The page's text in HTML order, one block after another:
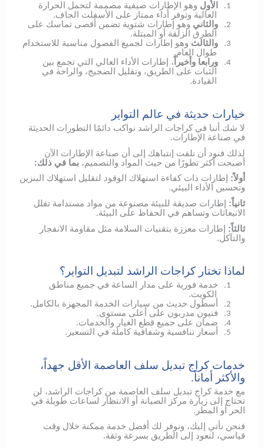
1. الأول وهو الإطارات صيفية مصممة لتحمل الحرارة
العالية وتوفر أداء ممتاز على الأسفلت الجاف.
2. والثاني وهو إطارات شتوية تضمن أقصى تماسك على
الطرق الزلقة أو المبتلة.
3. والثالث وهو إطارات لجميع الفصول مناسبة للاستخدام
طوال العام.
4. ورابعا وأخيراً ، إطارات الأداء العالي التي تجمع بين
الثبات على الطريق، وتقليل الضجيج، والراحة في
القيادة.
خيارات حديثة في عالم التواير
لا شك أننا في كراجات الراشد نواكب دائمًا التطورات الحديثة
في صناعة الإطارات.
لذلك فنود أن نلفت إنتباهك إلى أن صناعة الإطارات الآن
أصبحت أكثر تطورًا من حيث المواد والتصميم،بما في ذلك:
أولاً: إطارات ذات كفاءة استهلاك الوقود لتقليل استهلاك البنزين
وتحسين الأداء البيئي.
ثانياً: إطارات صديقة للبيئة مصنوعة من مواد مستدامة تقلل
الانبعاثات وتساهم في الحفاظ على البيئة.
ثالثاً: إطارات معززة بتقنيات السلامة مثل مقاومة الانفجار
والتآكل.
لماذا تختار كراجات الراشد لتبديل التواير؟
1.
خدمة فورية على مدار الساعة في جميع مناطق
الكويت.
2. أسطول حديث من سيارات الخدمة المجهزة بالكامل.
3. فنيون مدربون على أعلى مستوى.
4. ضمان على جميع قطع الغيار والخدمات.
5. أسعار تنافسية وشفافية كاملة في التسعير.
خدمات كراج تبديل سلف العاصمة الأقل جهداً،
والأكثر أماناً.
مع خدمة كراج تبديل سلف العاصمة من كراجات الراشد، لن
تحتاج إلى زيارة مركز الصيانة أو الانتظار لساعات طويلة في
الحر أو المطر.
فنحن نأتي إليك، ونوفر لك أفضل خدمة ممكنة خلال وقت
قياسي، لتعود إلى الطريق بسرعة وثقة.